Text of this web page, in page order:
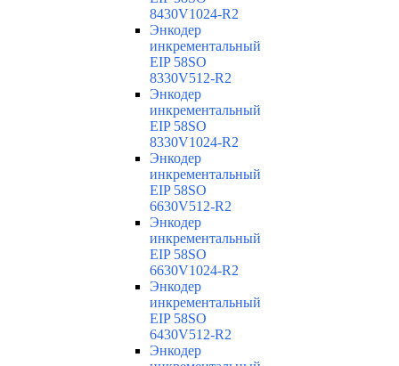
8430V1024-R2
Энкодер
инкрементальный
EIP 58SO
8330V512-R2
Энкодер
инкрементальный
EIP 58SO
8330V1024-R2
Энкодер
инкрементальный
EIP 58SO
6630V512-R2
Энкодер
инкрементальный
EIP 58SO
6630V1024-R2
Энкодер
инкрементальный
EIP 58SO
6430V512-R2
Энкодер